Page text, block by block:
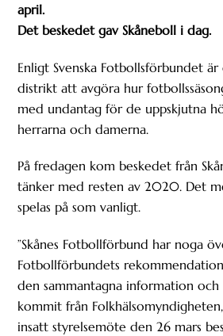
april.
Det beskedet gav Skåneboll i dag.
Enligt Svenska Fotbollsförbundet
distrikt att avgöra hur
med undantag för de uppskjutna
herrarna och damerna.
På fredagen kom beskedet från
tänker med resten av 2020. Det
spelas på som vanligt.
”Skånes Fotbollförbund har noga
Fotbollförbundets
den sammantagna information
kommit från
insatt styrelsemöte den 26 mars